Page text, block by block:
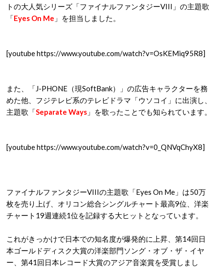
トの大人気シリーズ「ファイナルファンタジーVIII」の主題歌
「Eyes On Me 」を担当しました。
[youtube https://www.youtube.com/watch?v=OsKEMiq95R8]
また、「J-PHONE（現SoftBank）」の広告キャラクターを務
めた他、フジテレビ系のテレビドラマ「ウソコイ」に出演し、
主題歌「Separate Ways 」を歌ったことでも知られています。
[youtube https://www.youtube.com/watch?v=0_QNVqChyX8]
ファイナルファンタジーVIIIの主題歌「Eyes On Me」は50万
枚を売り上げ、オリコン総合シングルチャート最高9位、洋楽
チャート19週連続1位を記録する大ヒットとなっています。
これがきっかけで日本での知名度が爆発的に上昇、第14回日
本ゴールドディスク大賞の洋楽部門ソング・オブ・ザ・イヤ
ー、第41回日本レコード大賞のアジア音楽賞を受賞しまし